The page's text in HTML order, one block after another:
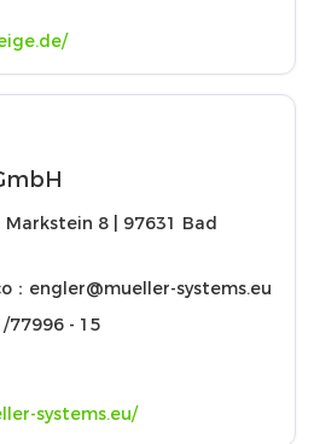
Markstein 8 | 97631 Bad
engler@mueller-systems.eu
77996 - 15
systems.eu/